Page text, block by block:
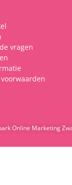
vragen
Online Marketing